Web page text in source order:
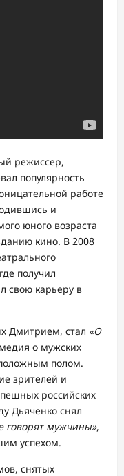
режиссер,
популярность
работе
и
юного возраста
кино. В 2008
получил
свою карьеру в
Дмитрием, стал «О
о мужских
полом.
зрителей и
российских
Дьяченко снял
говорят мужчины»,
успехом.
снятых